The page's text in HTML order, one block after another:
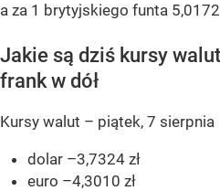
a za 1 brytyjskiego funta 5,0172
Jakie są dziś kursy
frank w dół
Kursy walut – piątek, 7 sierpnia
dolar –3,7324 zł
euro –4,3010 zł